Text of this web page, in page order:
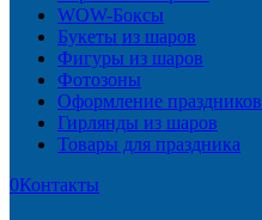
WOW-Боксы
Букеты из шаров
Фигуры из шаров
Фотозоны
Оформление праздников
Гирлянды из шаров
Товары для праздника
0Контакты